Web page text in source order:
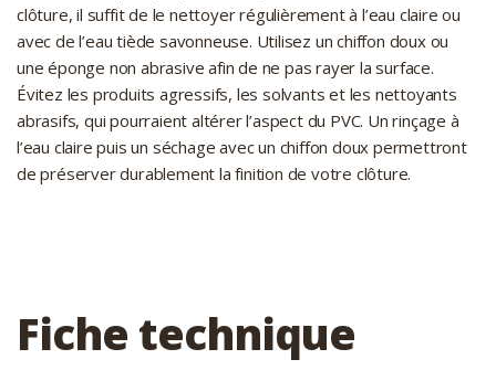
clôture, il suffit de le nettoyer régulièrement à l’eau claire ou
avec de l’eau tiède savonneuse. Utilisez un chiffon doux ou
une éponge non abrasive afin de ne pas rayer la surface.
Évitez les produits agressifs, les solvants et les nettoyants
abrasifs, qui pourraient altérer l’aspect du PVC. Un rinçage à
l’eau claire puis un séchage avec un chiffon doux permettront
de préserver durablement la finition de votre clôture.
Fiche technique